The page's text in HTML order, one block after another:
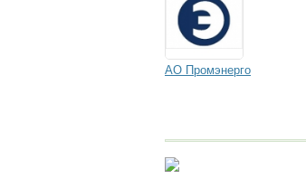
АО Промэнерго